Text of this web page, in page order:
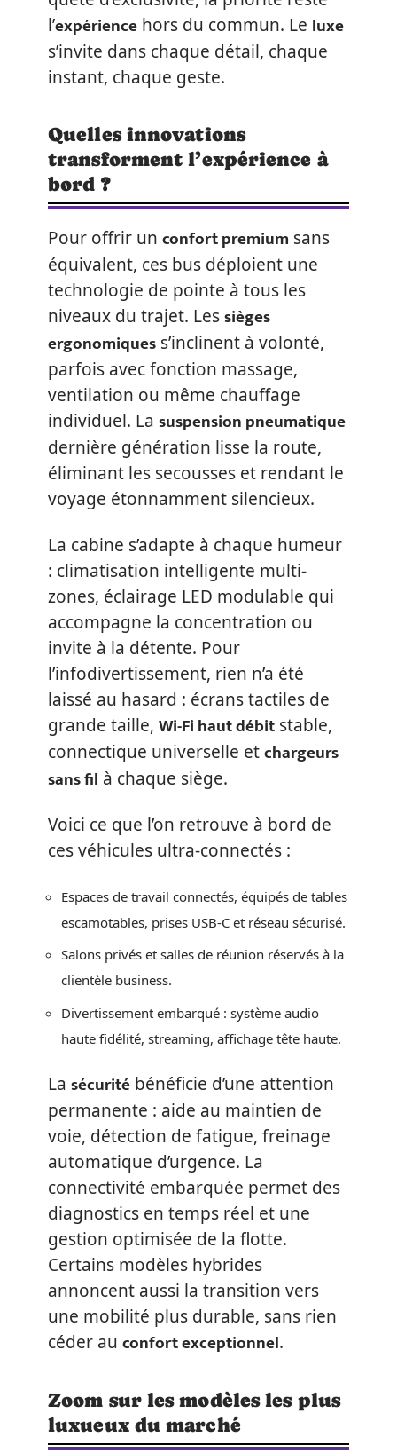
l’expérience hors du commun. Le luxe
s’invite dans chaque détail, chaque
instant, chaque geste.
Quelles innovations
transforment l’expérience à
bord ?
Pour offrir un confort premium sans
équivalent, ces bus déploient une
technologie de pointe à tous les
niveaux du trajet. Lessièges
ergonomiques s’inclinent à volonté,
parfois avec fonction massage,
ventilation ou même chauffage
individuel. La suspension pneumatique
dernière génération lisse la route,
éliminant les secousses et rendant le
voyage étonnamment silencieux.
La cabine s’adapte à chaque humeur
: climatisation intelligente multi-
zones, éclairage LED modulable qui
accompagne la concentration ou
invite à la détente. Pour
l’infodivertissement, rien n’a été
laissé au hasard : écrans tactiles de
grande taille, Wi-Fi haut débit stable,
connectique universelle etchargeurs
sans fil à chaque siège.
Voici ce que l’on retrouve à bord de
ces véhicules ultra-connectés :
Espaces de travail connectés, équipés de tables
escamotables, prises USB-C et réseau sécurisé.
Salons privés et salles de réunion réservés à la
clientèle business.
Divertissement embarqué : système audio
haute fidélité, streaming, affichage tête haute.
La sécurité bénéficie d’une attention
permanente : aide au maintien de
voie, détection de fatigue, freinage
automatique d’urgence. La
connectivité embarquée permet des
diagnostics en temps réel et une
gestion optimisée de la flotte.
Certains modèles hybrides
annoncent aussi la transition vers
une mobilité plus durable, sans rien
céder au confort exceptionnel.
Zoom sur les modèles les plus
luxueux du marché